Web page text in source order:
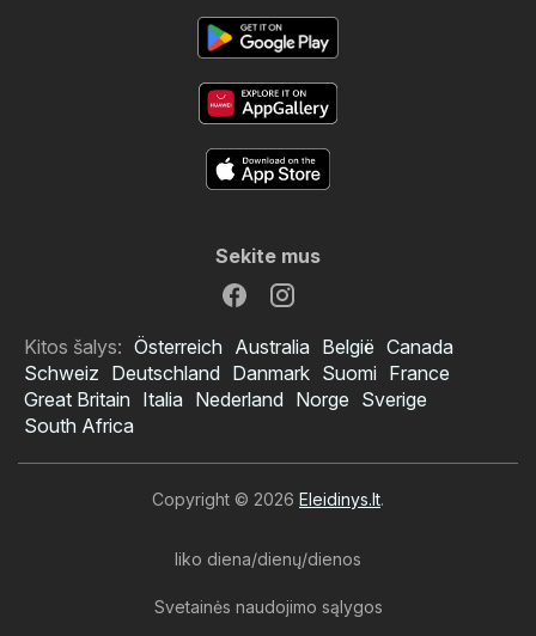
Sekite mus
Kitos šalys: Österreich Australia België Canada
Schweiz Deutschland Danmark Suomi France
Great Britain Italia Nederland Norge Sverige
South Africa
Copyright © 2026 Eleidinys.lt.
liko diena/dienų/dienos
Svetainės naudojimo sąlygos